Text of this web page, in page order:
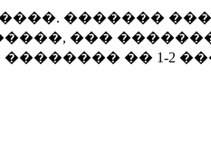
�������
���
�� 1-2